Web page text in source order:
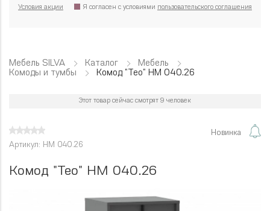
Я согласен с условиями пользовательского соглашения
Условия акции
Мебель SILVA Каталог
Мебель
Комоды и тумбы
Комод "Тео" НМ 040.26
Артикул: НМ 040.26
Новинка
Этот товар сейчас смотрят 9 человек
Комод "Тео" НМ 040.26